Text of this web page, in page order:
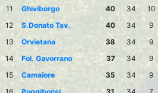
11
Ghiviborgo 40 34 10
12
S.Donato Tav. 40 34 9
13
Orvietana 38 34 9
14
Fol. Gavorrano 37 34 9
15
Camaiore 35 34 9